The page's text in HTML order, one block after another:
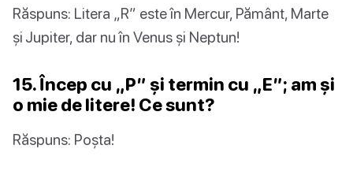
Răspuns: Litera „R” este în Mercur, Pământ, Marte
și Jupiter, dar nu în Venus și Neptun!
15. Încep cu „P” și termin cu „E”; am și
o mie de litere! Ce sunt?
Răspuns: Poșta!